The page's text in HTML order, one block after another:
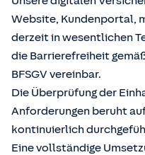
Website, Kundenportal,
derzeit in wesentlichen
die Barrierefreiheit
BFSGV vereinbar.
Die Überprüfung der
Anforderungen beruht
kontinuierlich
Eine vollständige